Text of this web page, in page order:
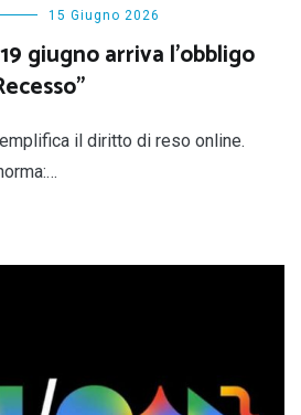
15 Giugno 2026
giugno arriva l’obbligo
il diritto di reso online.